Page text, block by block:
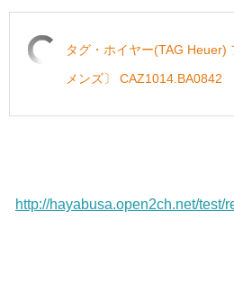
タグ・ホイヤー(TAG Heuer)
メンズ〕 CAZ1014.BA0842
http://hayabusa.open2ch.net/